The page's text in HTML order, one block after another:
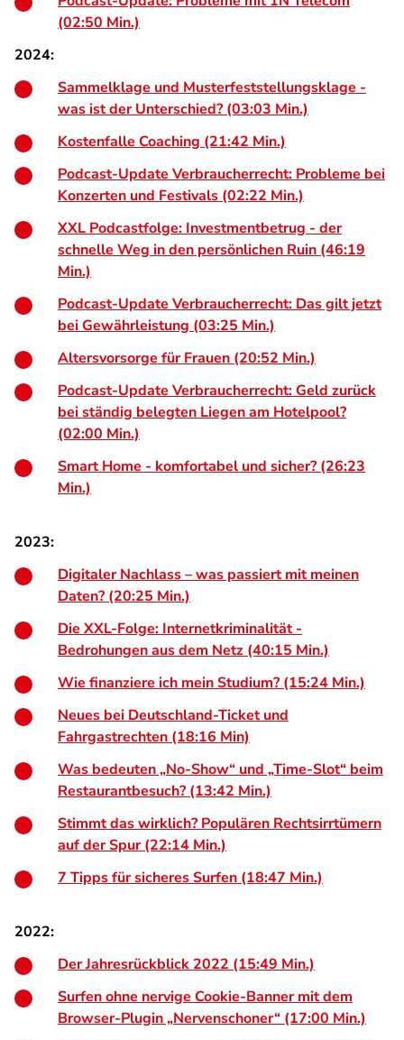
(02:50 Min.)
2024:
Sammelklage und Musterfeststellungsklage -
was ist der Unterschied? (03:03 Min.)
Kostenfalle Coaching (21:42 Min.)
Podcast-Update Verbraucherrecht: Probleme bei
Konzerten und Festivals (02:22 Min.)
XXL Podcastfolge: Investmentbetrug - der
schnelle Weg in den persönlichen Ruin (46:19
Min.)
Podcast-Update Verbraucherrecht: Das gilt jetzt
bei Gewährleistung (03:25 Min.)
Altersvorsorge für Frauen (20:52 Min.)
Podcast-Update Verbraucherrecht: Geld zurück
bei ständig belegten Liegen am Hotelpool?
(02:00 Min.)
Smart Home - komfortabel und sicher? (26:23
Min.)
2023:
Digitaler Nachlass – was passiert mit meinen
Daten? (20:25 Min.)
Die XXL-Folge: Internetkriminalität -
Bedrohungen aus dem Netz (40:15 Min.)
Wie finanziere ich mein Studium? (15:24 Min.)
Neues bei Deutschland-Ticket und
Fahrgastrechten (18:16 Min)
Was bedeuten „No-Show“ und „Time-Slot“ beim
Restaurantbesuch? (13:42 Min.)
Stimmt das wirklich? Populären Rechtsirrtümern
auf der Spur (22:14 Min.)
7 Tipps für sicheres Surfen (18:47 Min.)
2022:
Der Jahresrückblick 2022 (15:49 Min.)
Surfen ohne nervige Cookie-Banner mit dem
Browser-Plugin „Nervenschoner“ (17:00 Min.)